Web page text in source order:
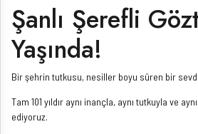
Şanlı Şerefli
Yaşında!
Bir şehrin tutkusu, nesiller boyu süren bir
Tam 101 yıldır aynı inançla, aynı tutkuyla ve
ediyoruz.